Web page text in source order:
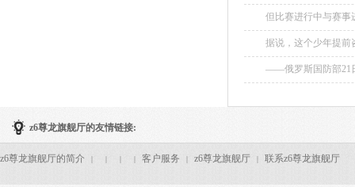
但比赛进行中与赛
据说，这个少年提前
——俄罗斯国防部21
压制后失去控制并坠
z6尊龙旗舰厅的友情链接:
z6尊龙旗舰厅的简介 | | | | 客户服务 | z6尊龙旗舰厅 | 联系z6尊龙旗舰厅